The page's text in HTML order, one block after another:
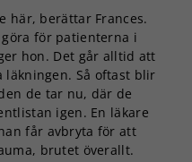
här, berättar Frances.
för patienterna i
hon. Det går alltid att
Så oftast blir
de tar nu, där de
igen. En läkare
får avbryta för att
brutet överallt.